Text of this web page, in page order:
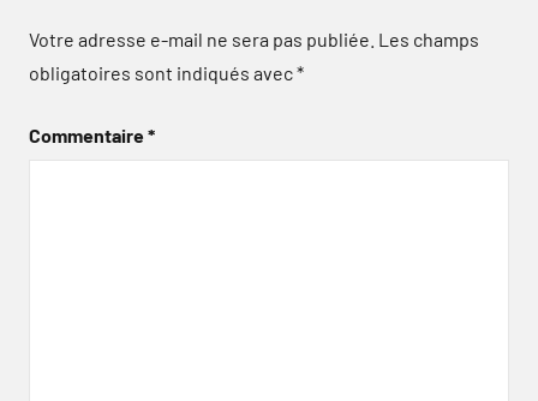
Votre adresse e-mail ne sera pas publiée. Les champs
obligatoires sont indiqués avec*
Commentaire*